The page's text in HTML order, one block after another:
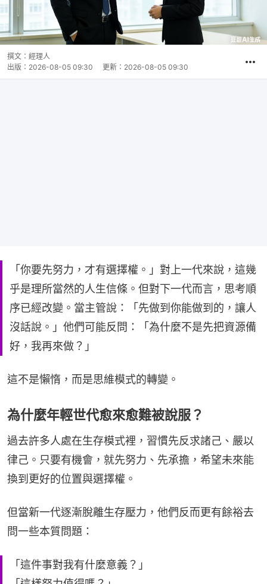
撰文： 經理人
出版： 2026-08-05 09:30 更新： 2026-08-05 09:30
「你要先努力，才有選擇權。」對上一代來說，這幾
乎是理所當然的人生信條。但對下一代而言，思考順
序已經改變。當主管說：「先做到你能做到的，讓人
沒話說。」他們可能反問：「為什麼不是先把資源備
好，我再來做？」
這不是懶惰，而是思維模式的轉變。
為什麼年輕世代愈來愈難被說服？
過去許多人處在生存模式裡，習慣先反求諸己、嚴以
律己。只要有機會，就先努力、先承擔，希望未來能
換到更好的位置與選擇權。
但當新一代逐漸脫離生存壓力，他們反而更有餘裕去
問一些本質問題：
「這件事對我有什麼意義？」